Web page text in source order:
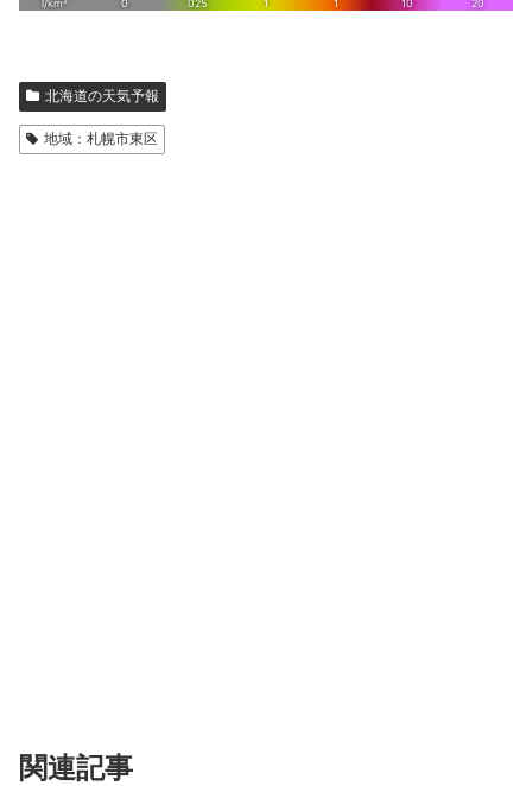
北海道の天気予報
地域：札幌市東区
関連記事